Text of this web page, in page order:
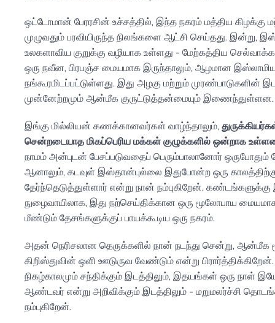
ஒட்டோமான் பேரரசின் உச்சத்தில், இந்த நகரம் மத்திய கிழக்கு
முழுவதும் பரவியிருந்த நிலங்களை ஆட்சி செய்தது. இன்று,
உலகளாவிய குறுக்கு வழியாக உள்ளது - மேற்கத்திய
ஒரு நவீன, பிரபஞ்ச மையமாக இருந்தாலும், ஆழமான இஸ்லாமிய
நங்கூரமிடப்பட்டுள்ளது. இது அழகு மற்றும் முரண்பாடுகளின்
முன்னேற்றமும் ஆன்மீக குருட்டுத்தன்மையும் இணைந்துள்ளன.
இங்கு மில்லியன் கணக்கானவர்கள் வாழ்ந்தாலும்,
சென்றடையாத மிகப்பெரிய மக்கள் குழுக்களில் ஒன்றாக
நாமம் அன்புடன் பேசப்படுவதைப் பெரும்பாலானோர் ஒருபோதும்
ஆனாலும், கடவுள் இஸ்தான்புல்லை இதுபோன்ற ஒரு
தேர்ந்தெடுத்துள்ளார் என்று நான் நம்புகிறேன்.
நுழைவாயிலாக, இது நற்செய்திக்கான ஒரு மூலோபாய மையமாக
மீண்டும் தேசங்களுக்குப் பாயக்கூடிய ஒரு நகரம்.
அதன் நெரிசலான தெருக்களில் நான் நடந்து சென்று, ஆன்மீக
கிறிஸ்துவின் ஒளி ஊடுருவ வேண்டும் என்று
நிகழ்காலமும் சந்திக்கும் இடத்திலும், இதயங்கள் ஒரு நாள்
ஆண்டவர் என்று அறிவிக்கும் இடத்திலும் - மறுமலர்ச்சி தொடங்க
நம்புகிறேன்.